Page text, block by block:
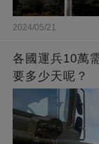
2024/05/21
各國運兵10萬
要多少天呢？